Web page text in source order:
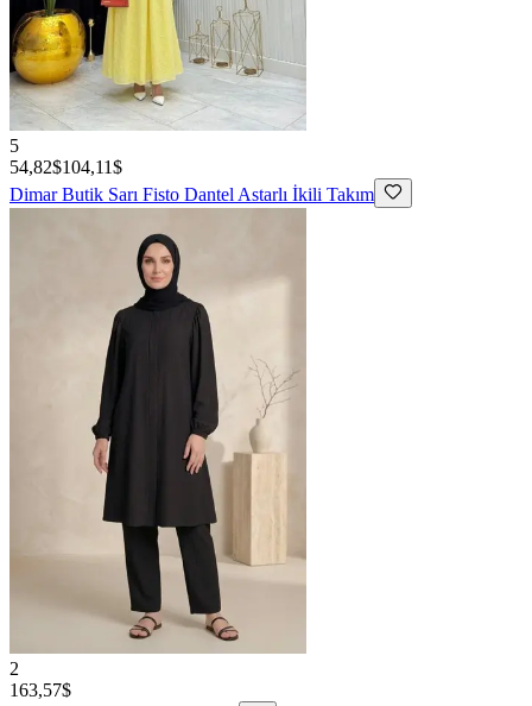
5
54,82$104,11$
Dimar Butik Sarı Fisto Dantel Astarlı İkili Takım
2
163,57$